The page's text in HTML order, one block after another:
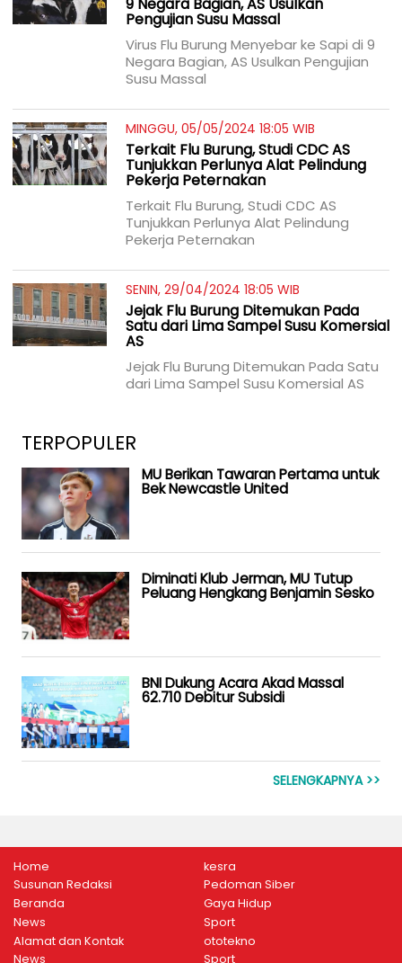
Pengujian Susu Massal
Virus Flu Burung Menyebar ke Sapi di 9
Negara Bagian, AS Usulkan Pengujian
Susu Massal
MINGGU, 05/05/2024 18:05 WIB
Terkait Flu Burung, Studi CDC AS
Tunjukkan Perlunya Alat Pelindung
Pekerja Peternakan
Terkait Flu Burung, Studi CDC AS
Tunjukkan Perlunya Alat Pelindung
Pekerja Peternakan
SENIN, 29/04/2024 18:05 WIB
Jejak Flu Burung Ditemukan Pada
Satu dari Lima Sampel Susu Komersial
AS
Jejak Flu Burung Ditemukan Pada Satu
dari Lima Sampel Susu Komersial AS
TERPOPULER
MU Berikan Tawaran Pertama untuk
Bek Newcastle United
Diminati Klub Jerman, MU Tutup
Peluang Hengkang Benjamin Sesko
BNI Dukung Acara Akad Massal
62.710 Debitur Subsidi
SELENGKAPNYA >>
Home
Susunan Redaksi
Beranda
News
Alamat dan Kontak
News
kesra
Pedoman Siber
Gaya Hidup
Sport
ototekno
Sport